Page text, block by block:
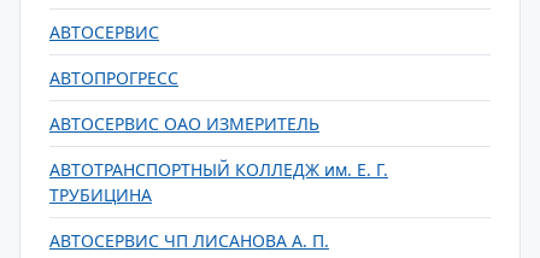
АВТОСЕРВИС
АВТОПРОГРЕСС
АВТОСЕРВИС ОАО ИЗМЕРИТЕЛЬ
АВТОТРАНСПОРТНЫЙ КОЛЛЕДЖ им. Е. Г.
ТРУБИЦИНА
АВТОСЕРВИС ЧП ЛИСАНОВА А. П.